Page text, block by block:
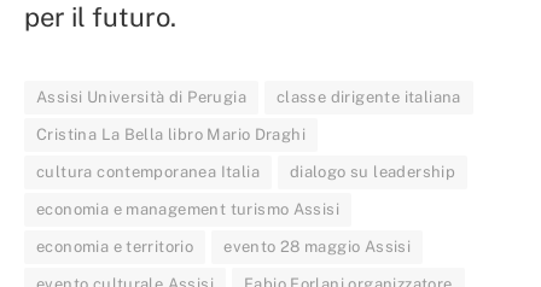
per il futuro.
Assisi Università di Perugia classe dirigente italiana
Cristina La Bella libro Mario Draghi
cultura contemporanea Italia dialogo su leadership
economia e management turismo Assisi
economia e territorio evento 28 maggio Assisi